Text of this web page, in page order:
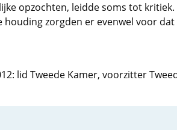
opzochten, leidde soms tot kritiek.
zorgden er evenwel voor
lid Tweede Kamer, voorzitter